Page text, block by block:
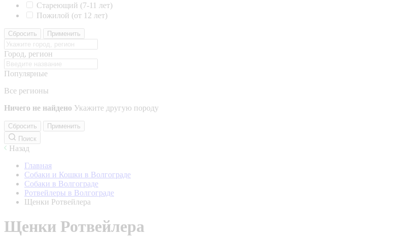
Стареющий (7-11 лет)
Пожилой (от 12 лет)
Сбросить Применить
Город, регион
Популярные
Все регионы
Ничего не найдено Укажите другую породу
Сбросить
Применить
Поиск
Назад
Главная
Собаки и Кошки в Волгограде
Собаки в Волгограде
Ротвейлеры в Волгограде
Щенки Ротвейлера
Щенки Ротвейлера